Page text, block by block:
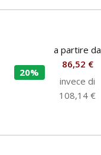
20%
a partire da
86,52 €
invece di
108,14 €